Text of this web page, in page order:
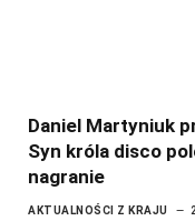
Daniel Martyniuk
Syn króla disco
nagranie
AKTUALNOŚCI Z KRAJU